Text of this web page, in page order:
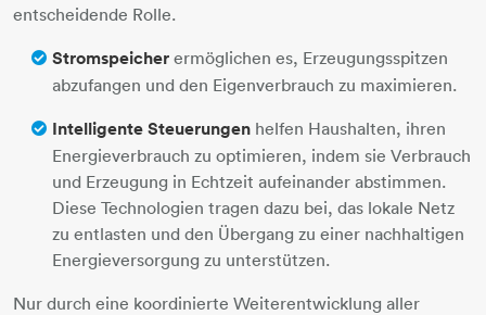
entscheidende Rolle.
Stromspeicher ermöglichen es, Erzeugungsspitzen
abzufangen und den Eigenverbrauch zu maximieren.
Intelligente Steuerungen helfen Haushalten, ihren
Energieverbrauch zu optimieren, indem sie Verbrauch
und Erzeugung in Echtzeit aufeinander abstimmen.
Diese Technologien tragen dazu bei, das lokale Netz
zu entlasten und den Übergang zu einer nachhaltigen
Energieversorgung zu unterstützen.
Nur durch eine koordinierte Weiterentwicklung aller